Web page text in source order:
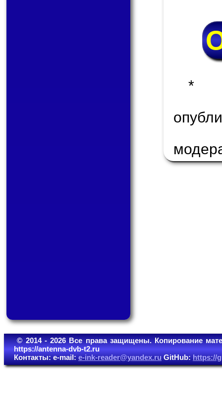
*
© 2014 - 2026 Все права защищены. Копирование
https://antenna-dvb-t2.ru
Контакты: e-mail:e-ink-reader@yandex.ruGitHub:https://